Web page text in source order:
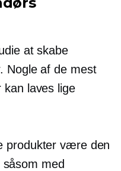
at skabe
Nogle af de mest
kan laves lige
produkter være den
med